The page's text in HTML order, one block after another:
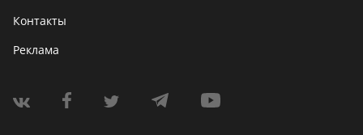
Контакты
Реклама